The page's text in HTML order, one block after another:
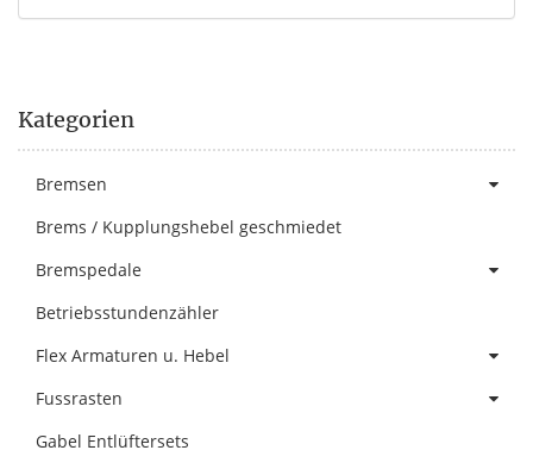
Kategorien
Bremsen
Brems / Kupplungshebel geschmiedet
Bremspedale
Betriebsstundenzähler
Flex Armaturen u. Hebel
Fussrasten
Gabel Entlüftersets